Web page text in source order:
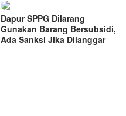
Dapur SPPG Dilarang
Gunakan Barang Bersubsidi,
Ada Sanksi Jika Dilanggar